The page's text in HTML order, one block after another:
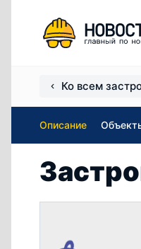
Ко всем
Описание